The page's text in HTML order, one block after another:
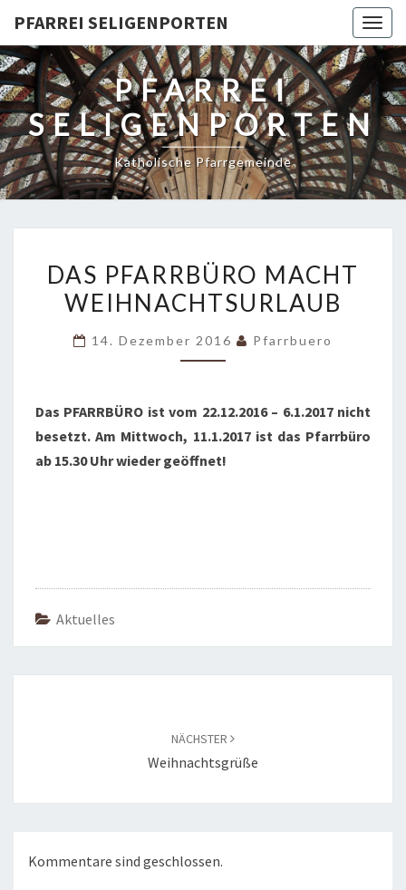
PFARREI SELIGENPORTEN
PFARREI
SELIGENPORTEN
Katholische Pfarrgemeinde
PFARRBÜRO
MACHT
DAS PFARRBÜRO MACHT
WEIHNACHTSURLAUB
14. Dezember 2016 Pfarrbuero
Das PFARRBÜRO ist vom 22.12.2016 – 6.1.2017 nicht
besetzt. Am Mittwoch, 11.1.2017 ist das Pfarrbüro
ab 15.30 Uhr wieder geöffnet!
Aktuelles
NÄCHSTER
Weihnachtsgrüße
Kommentare sind geschlossen.